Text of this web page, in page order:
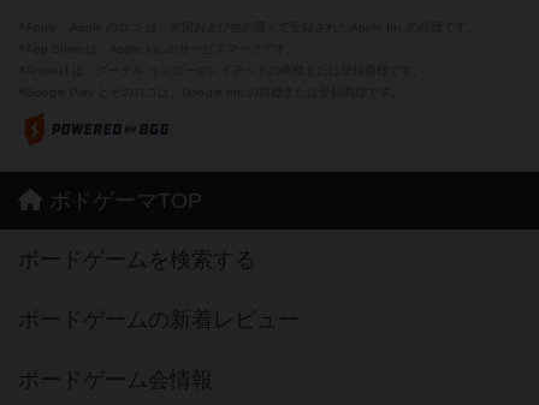
ボドゲーマTOP
ボードゲームを検索する
ボードゲームの新着レビュー
ボードゲーム会情報